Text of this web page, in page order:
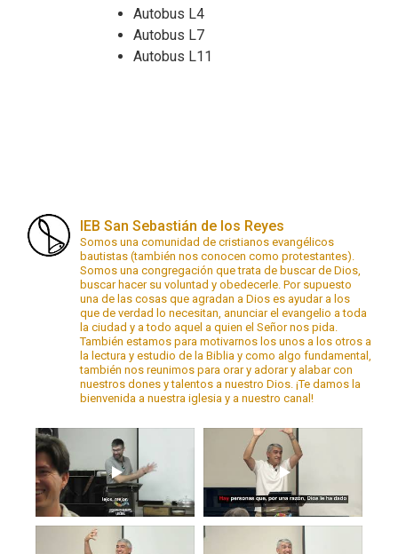
Autobus L4
Autobus L7
Autobus L11
IEB San Sebastián de los Reyes
Somos una comunidad de cristianos evangélicos
bautistas (también nos conocen como protestantes).
Somos una congregación que trata de buscar de Dios,
buscar hacer su voluntad y obedecerle. Por supuesto
una de las cosas que agradan a Dios es ayudar a los
que de verdad lo necesitan, anunciar el evangelio a toda
la ciudad y a todo aquel a quien el Señor nos pida.
También estamos para motivarnos los unos a los otros a
la lectura y estudio de la Biblia y como algo fundamental,
también nos reunimos para orar y adorar y alabar con
nuestros dones y talentos a nuestro Dios. ¡Te damos la
bienvenida a nuestra iglesia y a nuestro canal!